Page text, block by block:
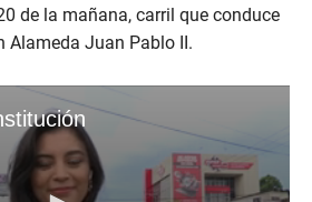
de la mañana, carril que conduce
Alameda Juan Pablo II.